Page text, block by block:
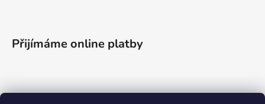
Přijímáme online platby